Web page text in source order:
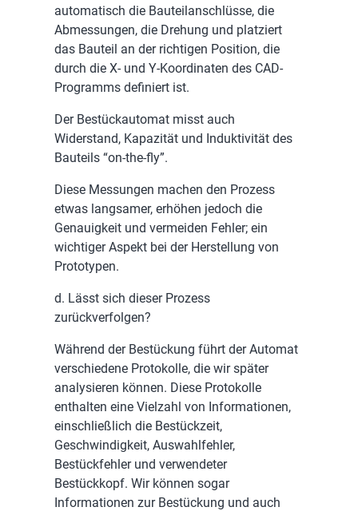
automatisch die Bauteilanschlüsse, die
Abmessungen, die Drehung und platziert
das Bauteil an der richtigen Position, die
durch die X- und Y-Koordinaten des CAD-
Programms definiert ist.
Der Bestückautomat misst auch
Widerstand, Kapazität und Induktivität des
Bauteils “on-the-fly”.
Diese Messungen machen den Prozess
etwas langsamer, erhöhen jedoch die
Genauigkeit und vermeiden Fehler; ein
wichtiger Aspekt bei der Herstellung von
Prototypen.
d. Lässt sich dieser Prozess
zurückverfolgen?
Während der Bestückung führt der Automat
verschiedene Protokolle, die wir später
analysieren können. Diese Protokolle
enthalten eine Vielzahl von Informationen,
einschließlich die Bestückzeit,
Geschwindigkeit, Auswahlfehler,
Bestückfehler und verwendeter
Bestückkopf. Wir können sogar
Informationen zur Bestückung und auch